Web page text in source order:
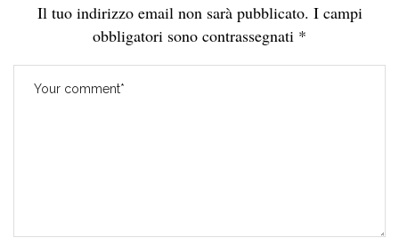
Il tuo indirizzo email non sarà pubblicato. I campi
obbligatori sono contrassegnati *